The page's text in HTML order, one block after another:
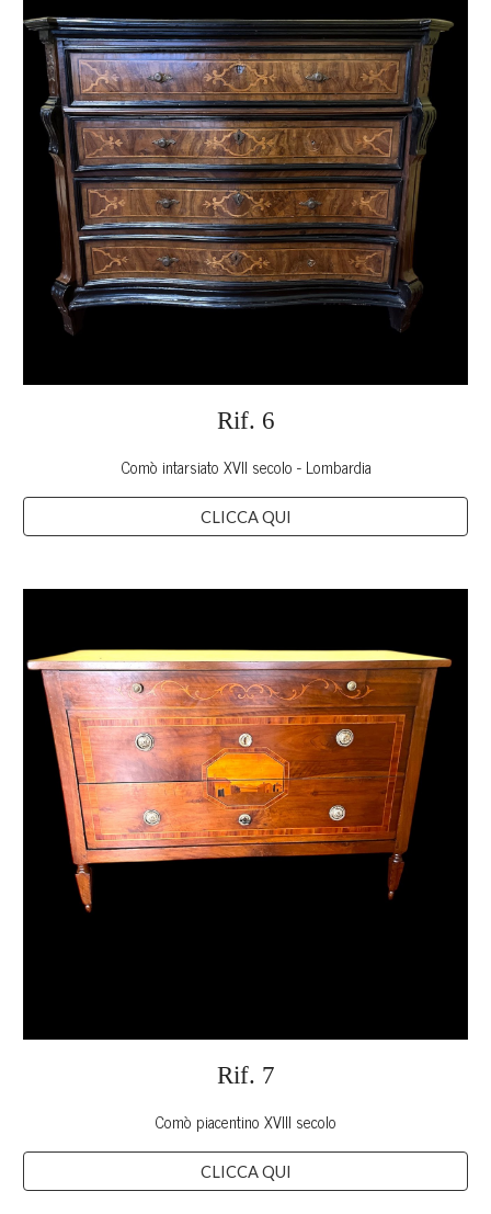
Rif. 6
Comò intarsiato XVII secolo - Lombardia
CLICCA QUI
Rif. 7
Comò piacentino XVIII secolo
CLICCA QUI